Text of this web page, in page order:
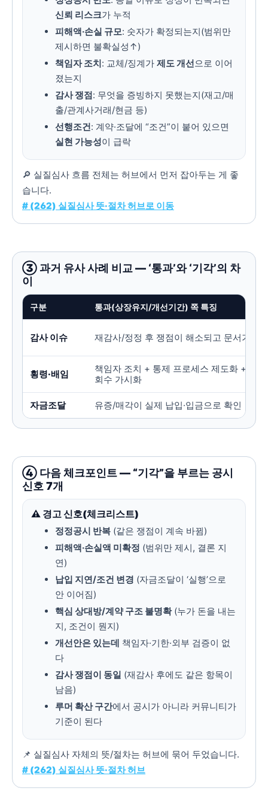
신뢰 리스크가 누적
피해액·손실 규모: 숫자가 확정되는지(범위만
제시하면 불확실성↑)
책임자 조치: 교체/징계가 제도 개선으로 이어
졌는지
감사 쟁점: 무엇을 증빙하지 못했는지(재고/매
출/관계사거래/현금 등)
선행조건: 계약·조달에 “조건”이 붙어 있으면
실현 가능성이 급락
🔎 실질심사 흐름 전체는 허브에서 먼저 잡아두는 게 좋
습니다.
# (262) 실질심사 뜻·절차 허브로 이동
③ 과거 유사 사례 비교 — ‘통과’와 ‘기각’의 차
이
구분 통과(상장유지/개선기간) 쪽 특징
감사 이슈 재감사/정정 후 쟁점이 해소되고 문서가 일
횡령·배임
책임자 조치 + 통제 프로세스 제도화 + 손실
회수 가시화
자금조달 유증/매각이 실제 납입·입금으로 확인
④ 다음 체크포인트 — “기각”을 부르는 공시
신호 7개
⚠️ 경고 신호(체크리스트)
정정공시 반복 (같은 쟁점이 계속 바뀜)
피해액·손실액 미확정 (범위만 제시, 결론 지
연)
납입 지연/조건 변경 (자금조달이 ‘실행’으로
안 이어짐)
핵심 상대방/계약 구조 불명확(누가 돈을 내는
지, 조건이 뭔지)
개선안은 있는데 책임자·기한·외부 검증이 없
다
감사 쟁점이 동일 (재감사 후에도 같은 항목이
남음)
루머 확산 구간에서 공시가 아니라 커뮤니티가
기준이 된다
📌 실질심사 자체의 뜻/절차는 허브에 묶어 두었습니다.
# (262) 실질심사 뜻·절차 허브